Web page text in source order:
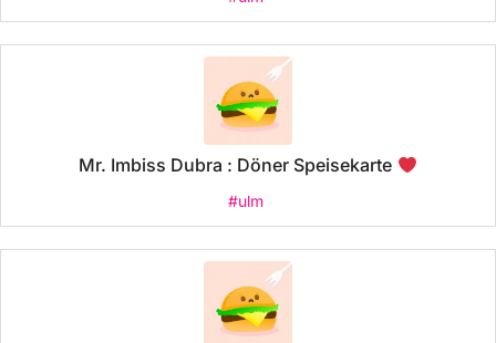
Mr. Imbiss Dubra : Döner Speisekarte
#ulm